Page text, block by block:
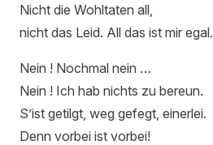
Nicht die Wohltaten all,
nicht das Leid. All das ist mir egal.
Nein ! Nochmal nein …
Nein ! Ich hab nichts zu bereun.
S’ist getilgt, weg gefegt, einerlei.
Denn vorbei ist vorbei!